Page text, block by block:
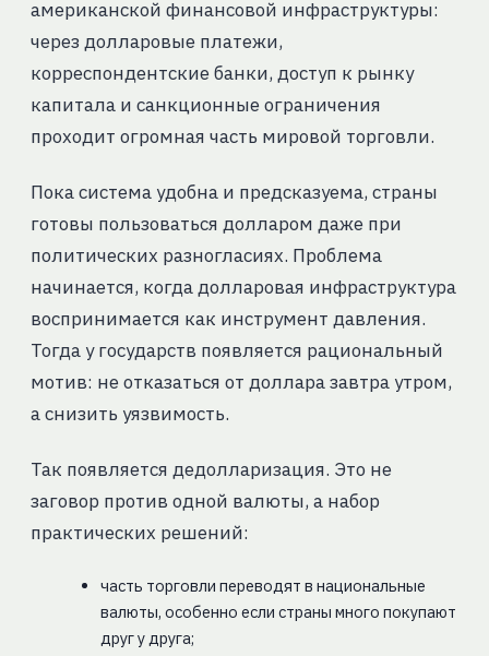
американской финансовой инфраструктуры:
через долларовые платежи,
корреспондентские банки, доступ к рынку
капитала и санкционные ограничения
проходит огромная часть мировой торговли.
Пока система удобна и предсказуема, страны
готовы пользоваться долларом даже при
политических разногласиях. Проблема
начинается, когда долларовая инфраструктура
воспринимается как инструмент давления.
Тогда у государств появляется рациональный
мотив: не отказаться от доллара завтра утром,
а снизить уязвимость.
Так появляется дедолларизация. Это не
заговор против одной валюты, а набор
практических решений:
часть торговли переводят в национальные
валюты, особенно если страны много покупают
друг у друга;